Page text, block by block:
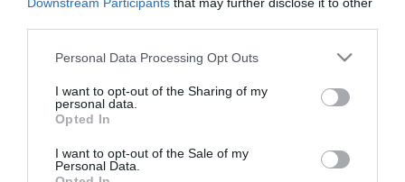
Please note that this website/app uses one or more Google
not limited to your visit or usage behaviour. You may click to
grant or deny consent to Google and its third-party tags to
use your data for below specified purposes in below Google
consent section.
Personal Data Processing Opt Outs
I want to opt-out of the Sharing of my
personal data.
Opted In
I want to opt-out of the Sale of my
Personal Data.
13.08.2023 | 11:36